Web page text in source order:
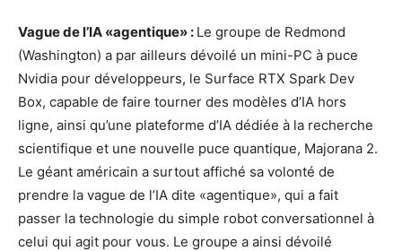
Vague de l’IA «agentique» : Le groupe de Redmond
(Washington) a par ailleurs dévoilé un mini-PC à puce
Nvidia pour développeurs, le Surface RTX Spark Dev
Box, capable de faire tourner des modèles d’IA hors
ligne, ainsi qu’une plateforme d’IA dédiée à la recherche
scientifique et une nouvelle puce quantique, Majorana 2.
Le géant américain a surtout affiché sa volonté de
prendre la vague de l’IA dite «agentique», qui a fait
passer la technologie du simple robot conversationnel à
celui qui agit pour vous. Le groupe a ainsi dévoilé